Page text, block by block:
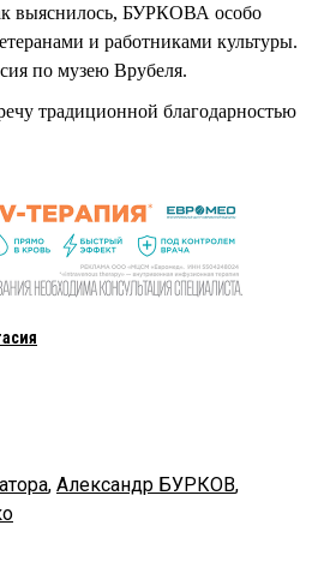
выяснилось, БУРКОВА особо
и работниками культуры.
по музею Врубеля.
традиционной благодарностью
, Александр БУРКОВ,